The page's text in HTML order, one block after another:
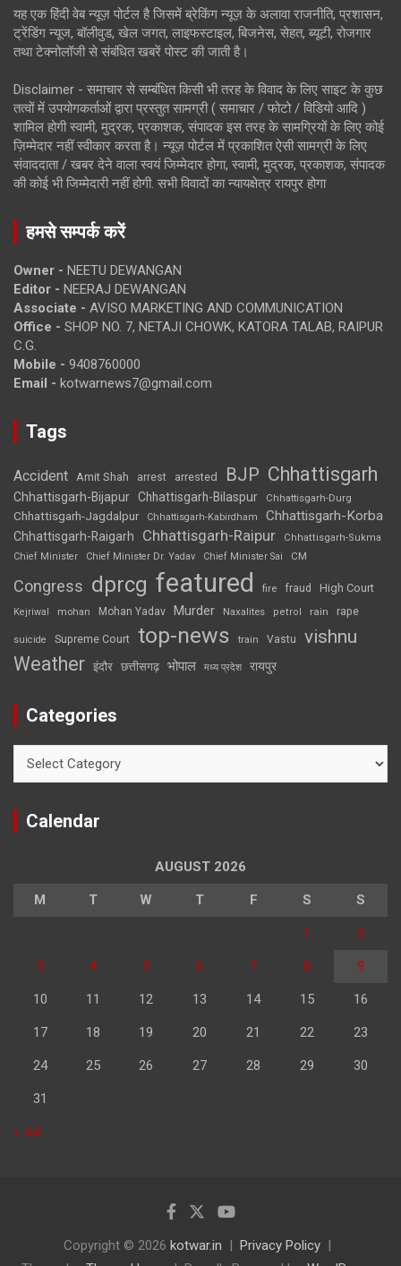
यह एक हिंदी वेब न्यूज़ पोर्टल है जिसमें ब्रेकिंग न्यूज़ के अलावा राजनीति, प्रशासन,
ट्रेंडिंग न्यूज, बॉलीवुड, खेल जगत, लाइफस्टाइल, बिजनेस, सेहत, ब्यूटी, रोजगार
तथा टेक्नोलॉजी से संबंधित खबरें पोस्ट की जाती है।
Disclaimer - समाचार से सम्बंधित किसी भी तरह के विवाद के लिए साइट के कुछ
तत्वों में उपयोगकर्ताओं द्वारा प्रस्तुत सामग्री ( समाचार / फोटो / विडियो आदि )
शामिल होगी स्वामी, मुद्रक, प्रकाशक, संपादक इस तरह के सामग्रियों के लिए कोई
ज़िम्मेदार नहीं स्वीकार करता है। न्यूज़ पोर्टल में प्रकाशित ऐसी सामग्री के लिए
संवाददाता / खबर देने वाला स्वयं जिम्मेदार होगा, स्वामी, मुद्रक, प्रकाशक, संपादक
की कोई भी जिम्मेदारी नहीं होगी. सभी विवादों का न्यायक्षेत्र रायपुर होगा
हमसे सम्पर्क करें
Owner - NEETU DEWANGAN
Editor - NEERAJ DEWANGAN
Associate - AVISO MARKETING AND COMMUNICATION
Office - SHOP NO. 7, NETAJI CHOWK, KATORA TALAB, RAIPUR
C.G.
Mobile - 9408760000
Email - kotwarnews7@gmail.com
Tags
Accident Amit Shah arrest arrested BJP Chhattisgarh
Chhattisgarh-Bijapur Chhattisgarh-Bilaspur Chhattisgarh-Durg
Chhattisgarh-Jagdalpur Chhattisgarh-Kabirdham Chhattisgarh-Korba
Chhattisgarh-Raigarh Chhattisgarh-Raipur
Chhattisgarh-Sukma
Chief Minister
Chief Minister Dr. Yadav Chief Minister Sai CM
Congress dprcg featured fire fraud High Court
Kejriwal mohan Mohan Yadav Murder Naxalites petrol rain rape
suicide Supreme Court top-news train Vastu vishnu
Weather इंदौर छत्तीसगढ़ भोपाल मध्य प्रदेश रायपुर
Categories
Calendar
AUGUST 2026
M T W T F S S
1 2
3 4 5 6 7 8 9
10 11 12 13 14 15 16
17 18 19 20 21 22 23
24 25 26 27 28 29 30
31
« Jul
Copyright © 2026 kotwar.in
Privacy Policy